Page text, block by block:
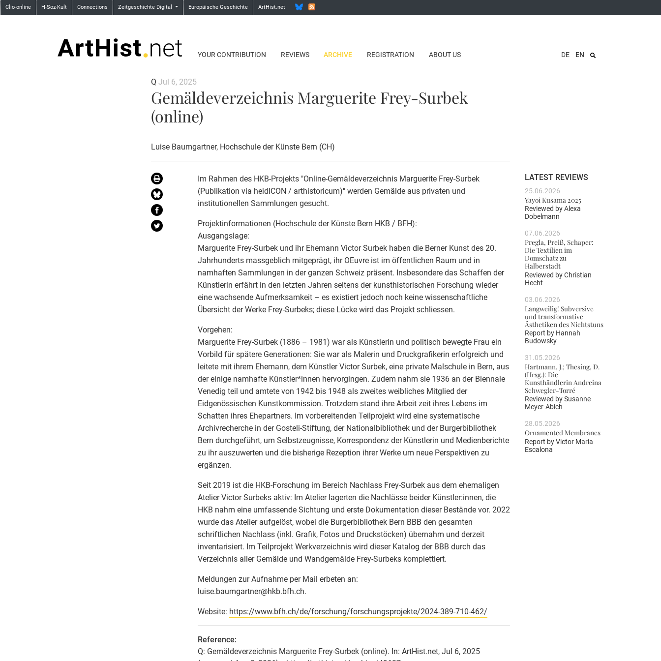
Clio-online H-Soz-Kult Connections Zeitgeschichte Digital Europäische Geschichte ArtHist.net
YOUR CONTRIBUTION REVIEWS ARCHIVE REGISTRATION ABOUT US DE EN
Q Jul 6, 2025
Gemäldeverzeichnis Marguerite Frey-Surbek
(online)
Luise Baumgartner, Hochschule der Künste Bern (CH)
Im Rahmen des HKB-Projekts "Online-Gemäldeverzeichnis Marguerite Frey-Surbek
(Publikation via heidICON / arthistoricum)" werden Gemälde aus privaten und
institutionellen Sammlungen gesucht.
Projektinformationen (Hochschule der Künste Bern HKB / BFH):
Ausgangslage:
Marguerite Frey-Surbek und ihr Ehemann Victor Surbek haben die Berner Kunst des 20.
Jahrhunderts massgeblich mitgeprägt, ihr OEuvre ist im öffentlichen Raum und in
namhaften Sammlungen in der ganzen Schweiz präsent. Insbesondere das Schaffen der
Künstlerin erfährt in den letzten Jahren seitens der kunsthistorischen Forschung wieder
eine wachsende Aufmerksamkeit – es existiert jedoch noch keine wissenschaftliche
Übersicht der Werke Frey-Surbeks; diese Lücke wird das Projekt schliessen.
Vorgehen:
Marguerite Frey-Surbek (1886 – 1981) war als Künstlerin und politisch bewegte Frau ein
Vorbild für spätere Generationen: Sie war als Malerin und Druckgrafikerin erfolgreich und
leitete mit ihrem Ehemann, dem Künstler Victor Surbek, eine private Malschule in Bern, aus
der einige namhafte Künstler*innen hervorgingen. Zudem nahm sie 1936 an der Biennale
Venedig teil und amtete von 1942 bis 1948 als zweites weibliches Mitglied der
Eidgenössischen Kunstkommission. Trotzdem stand ihre Arbeit zeit ihres Lebens im
Schatten ihres Ehepartners. Im vorbereitenden Teilprojekt wird eine systematische
Archivrecherche in der Gosteli-Stiftung, der Nationalbibliothek und der Burgerbibliothek
Bern durchgeführt, um Selbstzeugnisse, Korrespondenz der Künstlerin und Medienberichte
zu ihr auszuwerten und die bisherige Rezeption ihrer Werke um neue Perspektiven zu
ergänzen.
Seit 2019 ist die HKB-Forschung im Bereich Nachlass Frey-Surbek aus dem ehemaligen
Atelier Victor Surbeks aktiv: Im Atelier lagerten die Nachlässe beider Künstler:innen, die
HKB nahm eine umfassende Sichtung und erste Dokumentation dieser Bestände vor. 2022
wurde das Atelier aufgelöst, wobei die Burgerbibliothek Bern BBB den gesamten
schriftlichen Nachlass (inkl. Grafik, Fotos und Druckstöcken) übernahm und derzeit
inventarisiert. Im Teilprojekt Werkverzeichnis wird dieser Katalog der BBB durch das
Verzeichnis aller Gemälde und Wandgemälde Frey-Surbeks komplettiert.
Meldungen zur Aufnahme per Mail erbeten an:
luise.baumgartner@hkb.bfh.ch.
Website: https://www.bfh.ch/de/forschung/forschungsprojekte/2024-389-710-462/
Reference:
Q: Gemäldeverzeichnis Marguerite Frey-Surbek (online). In: ArtHist.net, Jul 6, 2025
LATEST REVIEWS
25.06.2026
Yayoi Kusama 2025
Reviewed byAlexa
Dobelmann
07.06.2026
Pregla, Preiß, Schaper:
Die Textilien im
Domschatz zu
Halberstadt
Reviewed byChristian
Hecht
03.06.2026
Langweilig! Subversive
und transformative
Ästhetiken des Nichtstuns
Report by Hannah
Budowsky
31.05.2026
Hartmann, J.; Thesing, D.
(Hrsg.): Die
Kunsthändlerin Andreina
Schwegler-Torré
Reviewed bySusanne
Meyer-Abich
28.05.2026
Ornamented Membranes
Report byVictor Maria
Escalona